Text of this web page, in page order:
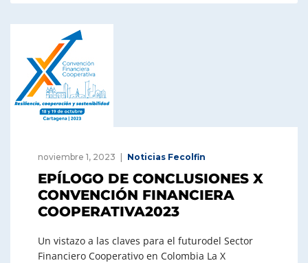
noviembre 1, 2023 Noticias Fecolfin
EPÍLOGO DE CONCLUSIONES X
CONVENCIÓN FINANCIERA
COOPERATIVA2023
Un vistazo a las claves para el futurodel Sector
Financiero Cooperativo en Colombia La X